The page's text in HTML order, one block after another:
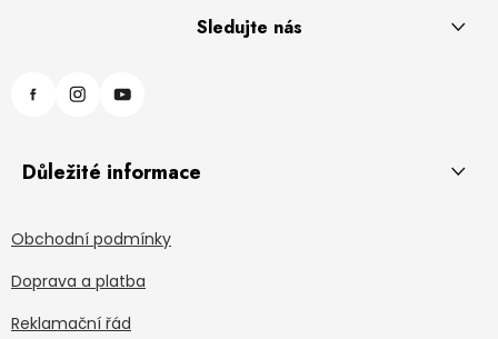
Sledujte nás
Důležité informace
Obchodní podmínky
Doprava a platba
Reklamační řád